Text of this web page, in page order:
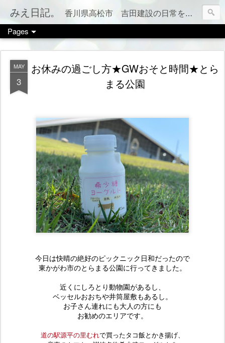
みえ日記。 香川県高松市 吉田建設の日常をお伝えします。 家づくりのこと、税金のこと、カフェやお店情報、ママ会のこと等など、カテゴリー別でもご覧いただけます（右上のメニューボタンを押してね）
Pages
MAY
3
お休みの過ごし方★GWおそと時間★とら
まる公園
今日は快晴の絶好のピックニック日和だったので
東かがわ市のとらまる公園に行ってきました。
近くにしろとり動物園があるし、
ベッセルおおちや井筒屋敷もあるし。
お子さん連れにも大人の方にも
お勧めのエリアです。
道の駅源平の里むれで買ったタコ飯とかき揚げ、